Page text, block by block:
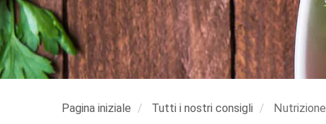
Pagina iniziale Tutti i nostri consigli Nutrizione